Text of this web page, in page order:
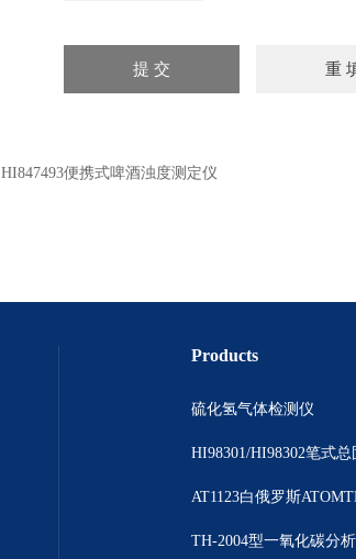
HI847493便携式啤酒浊度测定仪
Products
硫化氢气体检测仪